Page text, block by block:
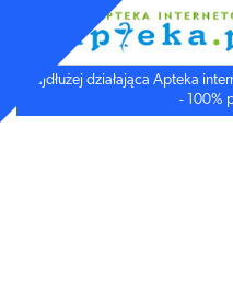
Najdłużej działająca Apteka
- 100%